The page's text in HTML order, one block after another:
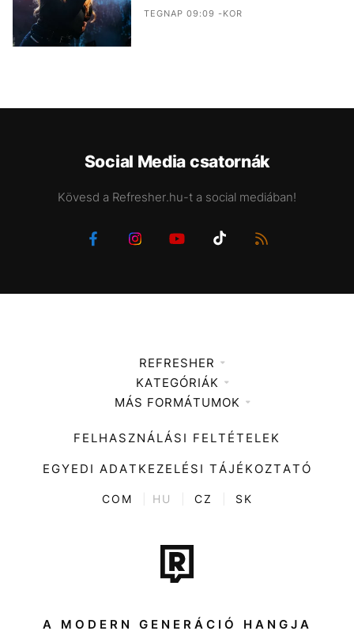
TEGNAP 09:09 -KOR
Social Media csatornák
Kövesd a Refresher.hu-t a social mediában!
REFRESHER
Médiaajánlat
KATEGÓRIÁK
Zene
Divat
Kultúra
ENTR
Tech-Tudomány
Sport
Társadalom
MÁS FORMÁTUMOK
FELHASZNÁLÁSI FELTÉTELEK
EGYEDI ADATKEZELÉSI TÁJÉKOZTATÓ
COM HU CZ SK
A MODERN GENERÁCIÓ HANGJA